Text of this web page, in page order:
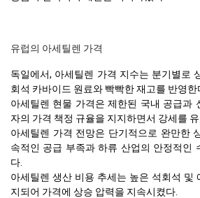
유럽의 아세틸렌 가격
독일에서, 아세틸렌 가격 지수는 분기별로
회석 카바이드 원료와 빡빡한 재고를 반영한
아세틸렌 현물 가격은 제한된 국내 공급과
자의 가격 책정 규율을 지지하면서 강세를
아세틸렌 가격 전망은 단기적으로 완만한
속적인 공급 부족과 하류 산업의 안정적인
다.
아세틸렌 생산 비용 추세는 높은 석회석 및
지되어 가격에 상승 압력을 지속시켰다.